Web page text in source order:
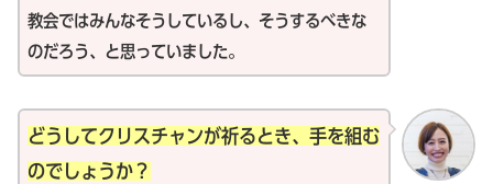
教会ではみんなそうしているし、そうするべきな
のだろう、と思っていました。
どうしてクリスチャンが祈るとき、手を組む
のでしょうか？